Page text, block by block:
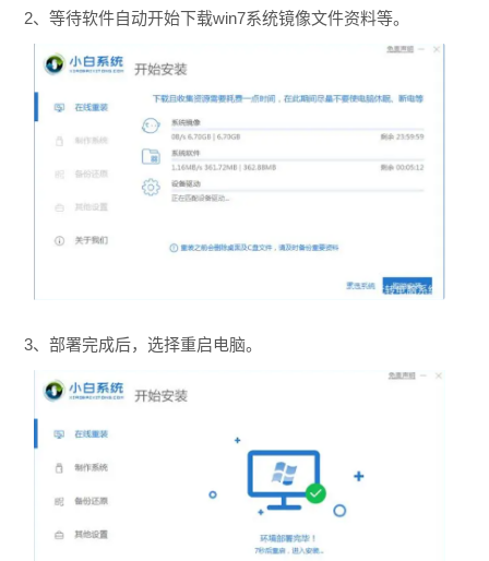
2、等待软件自动开始下载win7系统镜像文件资料等。
3、部署完成后，选择重启电脑。